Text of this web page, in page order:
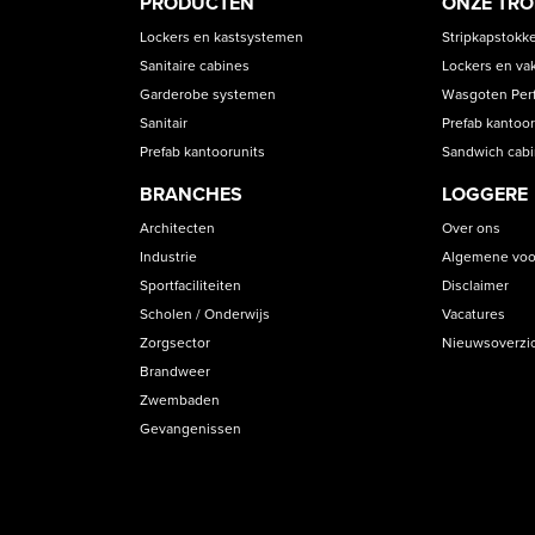
CATEGORIES
Lockers en kastsystemen
Sanitaire cabines
Garderobe systemen
Sanitair
Prefab kantoorunits
BRANCHES
Architecten
Industrie
Sportfaciliteiten
Scholen / Onderwijs
Zorgsector
Brandweer
Zwembaden
Gevangenissen
Lockers en
Wasgoten
Prefab
Sandwich
LOGGERE
Over ons
Algemene
Disclaimer
Vacatures